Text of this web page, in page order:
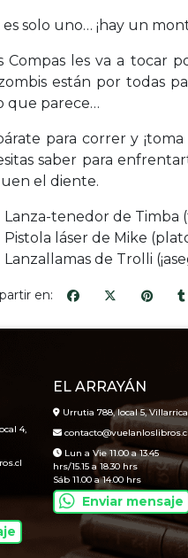
es solo uno… ¡hay un
Compas les va a tocar
están por todas
que parece…
para correr y
saber para
el diente.
Lanza-tenedor de Timba
Pistola láser de Mike
Lanzallamas de Trolli
en:
4,
EL ARRAYÁN
Urrutia 788, local 5, Villarrica
contacto@vuelanloslibros.cl
Lun a Vie 11.00 a 13.45
hrs/15.15 a 18.30 hrs
Sáb 11.00 a 14.00 hrs
Enviar mensaje